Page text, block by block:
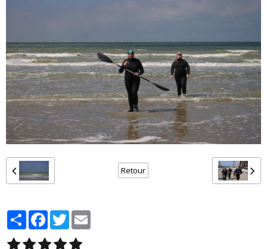
Retour
PartagerFacebook
Twitter